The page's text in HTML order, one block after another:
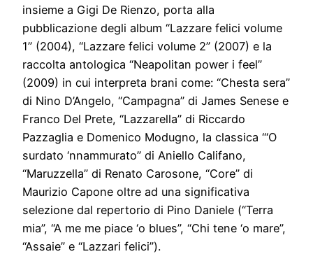
insieme a Gigi De Rienzo, porta alla
pubblicazione degli album “Lazzare felici volume
1” (2004), “Lazzare felici volume 2” (2007) e la
raccolta antologica “Neapolitan power i feel”
(2009) in cui interpreta brani come: “Chesta sera”
di Nino D’Angelo, “Campagna” di James Senese e
Franco Del Prete, “Lazzarella” di Riccardo
Pazzaglia e Domenico Modugno, la classica “‘O
surdato ‘nnammurato” di Aniello Califano,
“Maruzzella” di Renato Carosone, “Core” di
Maurizio Capone oltre ad una significativa
selezione dal repertorio di Pino Daniele (“Terra
mia”, “A me me piace ‘o blues”, “Chi tene ‘o mare”,
“Assaie” e “Lazzari felici”).